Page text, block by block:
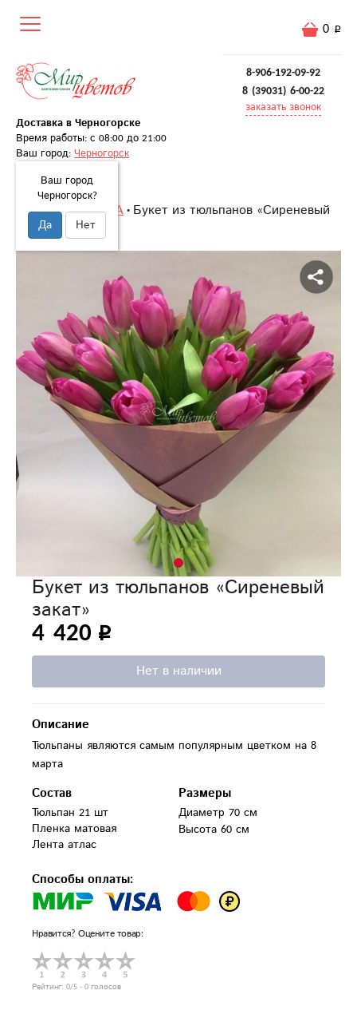
8-906-192-09-92
8 (39031) 6-00-22
заказать звонок
Доставка в Черногорске
Время работы: с 08:00 до 21:00
Ваш город: Черногорск
Ваш город
Черногорск?
Да Нет
0
Главная 8 МАРТА Букет из тюльпанов «Сиреневый
закат»
Букет из тюльпанов «Сиреневый
закат»
4 420
Нет в наличии
Описание
Тюльпаны являются самым популярным цветком на 8
марта
Состав
Тюльпан 21 шт
Пленка матовая
Лента атлас
Размеры
Диаметр 70 см
Высота 60 см
Способы оплаты:
Нравится? Оцените товар:
Рейтинг: 0/5 - 0 голосов